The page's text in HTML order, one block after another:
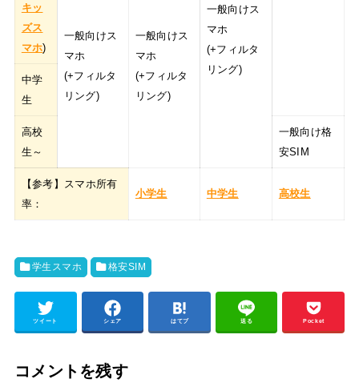
キッ
ズス
マホ)
一般向けス
マホ
(+フィルタ
リング)
一般向けス
マホ
(+フィルタ
リング)
一般向けス
マホ
(+フィルタ
リング)
中学
生
高校
生～
一般向け格
安SIM
【参考】スマホ所有
率：
小学生 中学生 高校生
学生スマホ 格安SIM
ツイート シェア はてブ 送る Pocket
コメントを残す